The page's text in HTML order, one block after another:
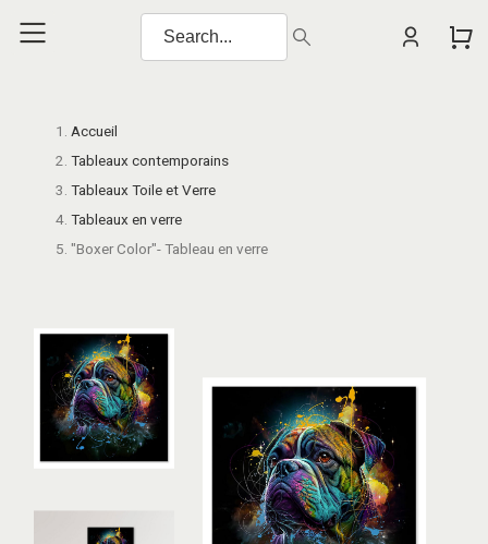
Accueil
Tableaux contemporains
Tableaux Toile et Verre
Tableaux en verre
"Boxer Color"- Tableau en verre